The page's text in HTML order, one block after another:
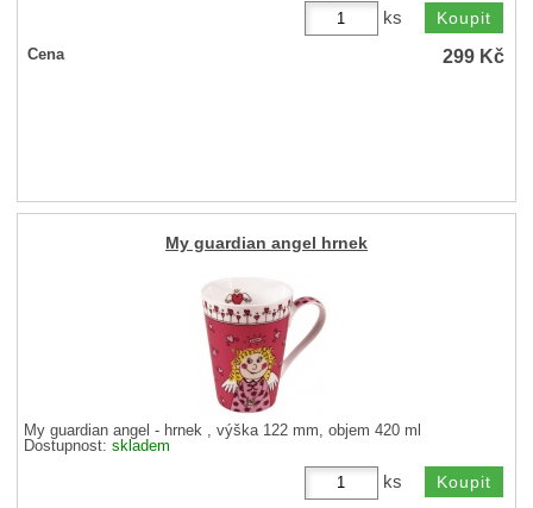
ks
Cena 299 Kč
My guardian angel hrnek
My guardian angel - hrnek , výška 122 mm, objem 420 ml
Dostupnost:skladem
ks